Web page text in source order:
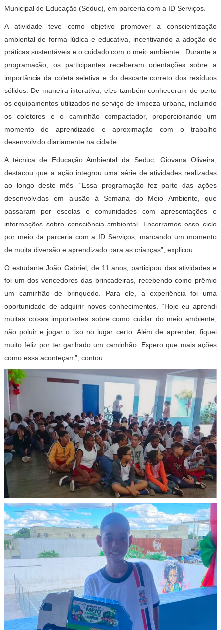
Municipal de Educação (Seduc), em parceria com a ID Serviços.
A atividade teve como objetivo promover a conscientização
ambiental de forma lúdica e educativa, incentivando a adoção de
práticas sustentáveis e o cuidado com o meio ambiente. Durante a
programação, os participantes receberam orientações sobre a
importância da coleta seletiva e do descarte correto dos resíduos
sólidos. De maneira interativa, eles também conheceram de perto
os equipamentos utilizados no serviço de limpeza urbana, incluindo
os coletores e o caminhão compactador, proporcionando um
momento de aprendizado e aproximação com o trabalho
desenvolvido diariamente na cidade.
A técnica de Educação Ambiental da Seduc, Giovana Oliveira,
destacou que a ação integrou uma série de atividades realizadas
ao longo deste mês. “Essa programação fez parte das ações
desenvolvidas em alusão à Semana do Meio Ambiente, que
passaram por escolas e comunidades com apresentações e
informações sobre consciência ambiental. Encerramos esse ciclo
por meio da parceria com a ID Serviços, marcando um momento
de muita diversão e aprendizado para as crianças”, explicou.
O estudante João Gabriel, de 11 anos, participou das atividades e
foi um dos vencedores das brincadeiras, recebendo como prêmio
um caminhão de brinquedo. Para ele, a experiência foi uma
oportunidade de adquirir novos conhecimentos. “Hoje eu aprendi
muitas coisas importantes sobre como cuidar do meio ambiente,
não poluir e jogar o lixo no lugar certo. Além de aprender, fiquei
muito feliz por ter ganhado um caminhão. Espero que mais ações
como essa aconteçam”, contou.